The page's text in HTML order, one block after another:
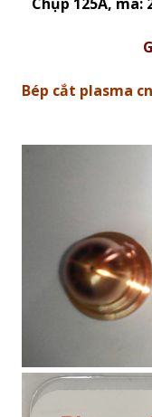
Bép cắt plasma